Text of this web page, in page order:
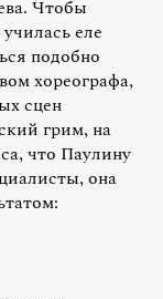
Чтобы
еле
подобно
хореографа,
сцен
грим, на
что Паулину
она